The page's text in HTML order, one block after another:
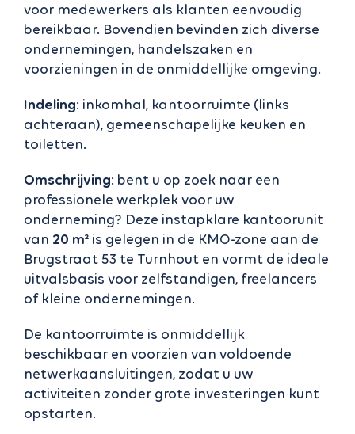
voor medewerkers als klanten eenvoudig
bereikbaar. Bovendien bevinden zich diverse
ondernemingen, handelszaken en
voorzieningen in de onmiddellijke omgeving.
Indeling: inkomhal, kantoorruimte (links
achteraan), gemeenschapelijke keuken en
toiletten.
Omschrijving: bent u op zoek naar een
professionele werkplek voor uw
onderneming? Deze instapklare kantoorunit
van 20 m² is gelegen in de KMO-zone aan de
Brugstraat 53 te Turnhout en vormt de ideale
uitvalsbasis voor zelfstandigen, freelancers
of kleine ondernemingen.
De kantoorruimte is onmiddellijk
beschikbaar en voorzien van voldoende
netwerkaansluitingen, zodat u uw
activiteiten zonder grote investeringen kunt
opstarten.